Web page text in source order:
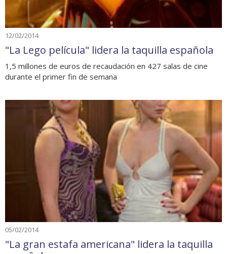
12/02/2014
"La Lego película" lidera la taquilla española
1,5 millones de euros de recaudación en 427 salas de cine
durante el primer fin de semana
05/02/2014
"La gran estafa americana" lidera la taquilla